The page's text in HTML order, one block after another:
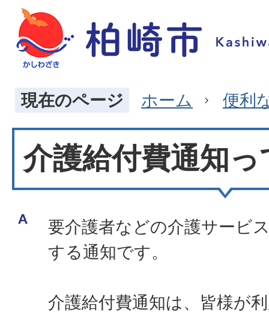
現在のページ ホーム 便利
介護給付費通知
要介護者などの介護サービ
する通知です。
介護給付費通知は、皆様が